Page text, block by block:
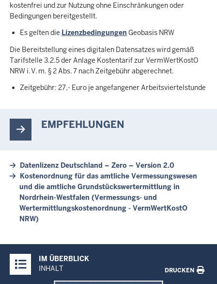
kostenfrei und zur Nutzung ohne Einschränkungen oder
Bedingungen bereitgestellt.
Es gelten die Lizenzbedingungen Geobasis NRW
Die Bereitstellung eines digitalen Datensatzes wird gemäß
Tarifstelle 3.2.5 der Anlage Kostentarif zur VermWertKostO
NRW i. V. m. § 2 Abs. 7 nach Zeitgebühr abgerechnet.
Zeitgebühr: 27,- Euro je angefangener Arbeitsviertelstunde
EMPFEHLUNGEN
Datenlizenz Deutschland – Zero – Version 2.0
Kostenordnung für das amtliche Vermessungswesen
und die amtliche Grundstückswertermittlung in
Nordrhein-Westfalen (Vermessungs- und
Wertermittlungskostenordnung - VermWertKostO
NRW)
Inhalte
IM ÜBERBLICK
INHALT
DRUCKEN